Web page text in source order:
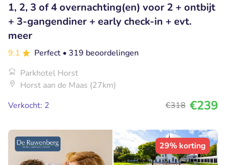
1, 2, 3 of 4 overnachting(en) voor 2 + ontbijt
+ 3-gangendiner + early check-in + evt.
meer
9.1 Perfect • 319 beoordelingen
Parkhotel Horst
Horst aan de Maas (27km)
Verkocht: 2
€318 €239
29% korting